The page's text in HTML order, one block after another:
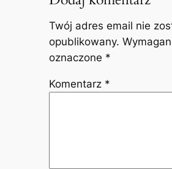
Twój adres email nie
opublikowany.
oznaczone *
Komentarz *